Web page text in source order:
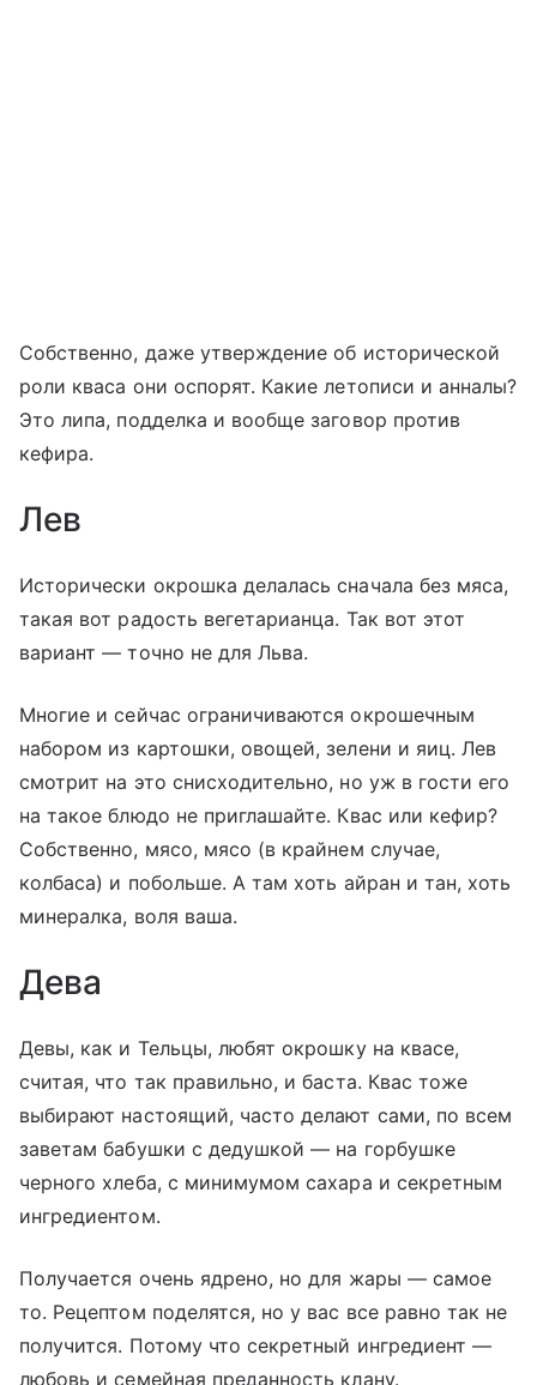
Собственно, даже утверждение об исторической
роли кваса они оспорят. Какие летописи и анналы?
Это липа, подделка и вообще заговор против
кефира.
Лев
Исторически окрошка делалась сначала без мяса,
такая вот радость вегетарианца. Так вот этот
вариант — точно не для Льва.
Многие и сейчас ограничиваются окрошечным
набором из картошки, овощей, зелени и яиц. Лев
смотрит на это снисходительно, но уж в гости его
на такое блюдо не приглашайте. Квас или кефир?
Собственно, мясо, мясо (в крайнем случае,
колбаса) и побольше. А там хоть айран и тан, хоть
минералка, воля ваша.
Дева
Девы, как и Тельцы, любят окрошку на квасе,
считая, что так правильно, и баста. Квас тоже
выбирают настоящий, часто делают сами, по всем
заветам бабушки с дедушкой — на горбушке
черного хлеба, с минимумом сахара и секретным
ингредиентом.
Получается очень ядрено, но для жары — самое
то. Рецептом поделятся, но у вас все равно так не
получится. Потому что секретный ингредиент —
любовь и семейная преданность клану.